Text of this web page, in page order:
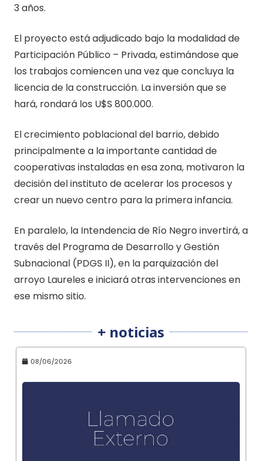
3 años.
El proyecto está adjudicado bajo la modalidad de
Participación Público – Privada, estimándose que
los trabajos comiencen una vez que concluya la
licencia de la construcción. La inversión que se
hará, rondará los U$S 800.000.
El crecimiento poblacional del barrio, debido
principalmente a la importante cantidad de
cooperativas instaladas en esa zona, motivaron la
decisión del instituto de acelerar los procesos y
crear un nuevo centro para la primera infancia.
En paralelo, la Intendencia de Río Negro invertirá, a
través del Programa de Desarrollo y Gestión
Subnacional (PDGS II), en la parquización del
arroyo Laureles e iniciará otras intervenciones en
ese mismo sitio.
+ noticias
08/06/2026